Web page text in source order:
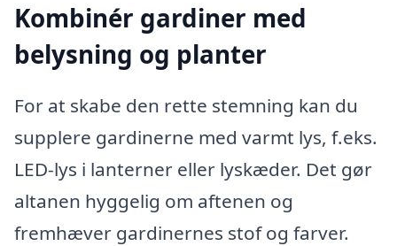
Kombinér gardiner med
belysning og planter
For at skabe den rette stemning kan du
supplere gardinerne med varmt lys, f.eks.
LED-lys i lanterner eller lyskæder. Det gør
altanen hyggelig om aftenen og
fremhæver gardinernes stof og farver.